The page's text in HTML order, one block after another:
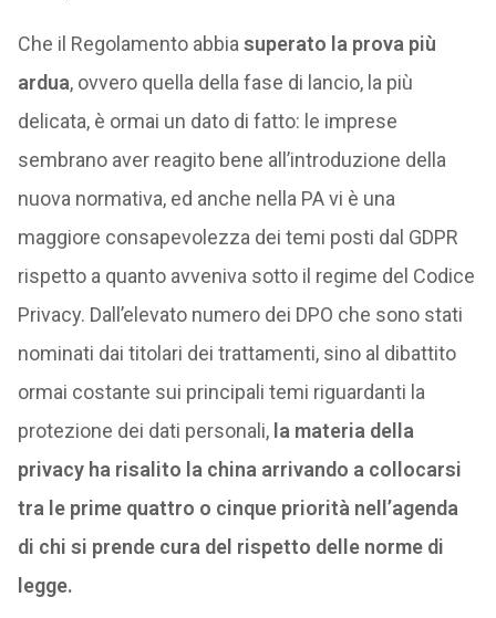
Che il Regolamento abbia superato la prova più
ardua, ovvero quella della fase di lancio, la più
delicata, è ormai un dato di fatto: le imprese
sembrano aver reagito bene all’introduzione della
nuova normativa, ed anche nella PA vi è una
maggiore consapevolezza dei temi posti dal GDPR
rispetto a quanto avveniva sotto il regime del Codice
Privacy. Dall’elevato numero dei DPO che sono stati
nominati dai titolari dei trattamenti, sino al dibattito
ormai costante sui principali temi riguardanti la
protezione dei dati personali,la materia della
privacy ha risalito la china arrivando a collocarsi
tra le prime quattro o cinque priorità nell’agenda
di chi si prende cura del rispetto delle norme di
legge.